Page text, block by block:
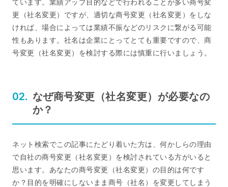
ています。業績アップ目的などで行われることが多い商号変
更（社名変更）ですが、適切な商号変更（社名変更）をしな
ければ、場合によっては業績不振などのリスクに繋がる可能
性もあります。社名は企業にとってとても重要ですので、商
号変更（社名変更）を検討する際には慎重に行いましょう。
なぜ商号変更（社名変更）が必要なの
か？
ネット検索でこの記事にたどり着いた方は、何かしらの理由
で自社の商号変更（社名変更）を検討されている方がいると
思います。あなたの商号変更（社名変更）の目的は何です
か？目的を明確にしないまま商号（社名）を変更してしまう